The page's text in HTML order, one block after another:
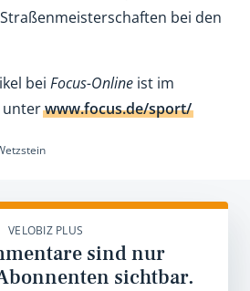
bei den
bei Focus-Online ist im
unterwww.focus.de/sport/
VELOBIZ PLUS
sind nur
sichtbar.